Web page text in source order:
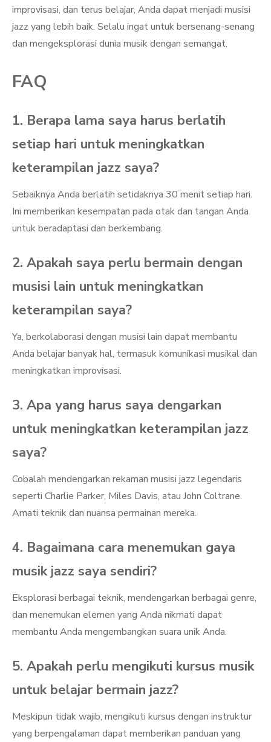
improvisasi, dan terus belajar, Anda dapat menjadi musisi
jazz yang lebih baik. Selalu ingat untuk bersenang-senang
dan mengeksplorasi dunia musik dengan semangat.
FAQ
1. Berapa lama saya harus berlatih
setiap hari untuk meningkatkan
keterampilan jazz saya?
Sebaiknya Anda berlatih setidaknya 30 menit setiap hari.
Ini memberikan kesempatan pada otak dan tangan Anda
untuk beradaptasi dan berkembang.
2. Apakah saya perlu bermain dengan
musisi lain untuk meningkatkan
keterampilan saya?
Ya, berkolaborasi dengan musisi lain dapat membantu
Anda belajar banyak hal, termasuk komunikasi musikal dan
meningkatkan improvisasi.
3. Apa yang harus saya dengarkan
untuk meningkatkan keterampilan jazz
saya?
Cobalah mendengarkan rekaman musisi jazz legendaris
seperti Charlie Parker, Miles Davis, atau John Coltrane.
Amati teknik dan nuansa permainan mereka.
4. Bagaimana cara menemukan gaya
musik jazz saya sendiri?
Eksplorasi berbagai teknik, mendengarkan berbagai genre,
dan menemukan elemen yang Anda nikmati dapat
membantu Anda mengembangkan suara unik Anda.
5. Apakah perlu mengikuti kursus musik
untuk belajar bermain jazz?
Meskipun tidak wajib, mengikuti kursus dengan instruktur
yang berpengalaman dapat memberikan panduan yang